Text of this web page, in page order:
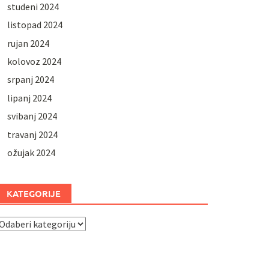
studeni 2024
listopad 2024
rujan 2024
kolovoz 2024
srpanj 2024
lipanj 2024
svibanj 2024
travanj 2024
ožujak 2024
KATEGORIJE